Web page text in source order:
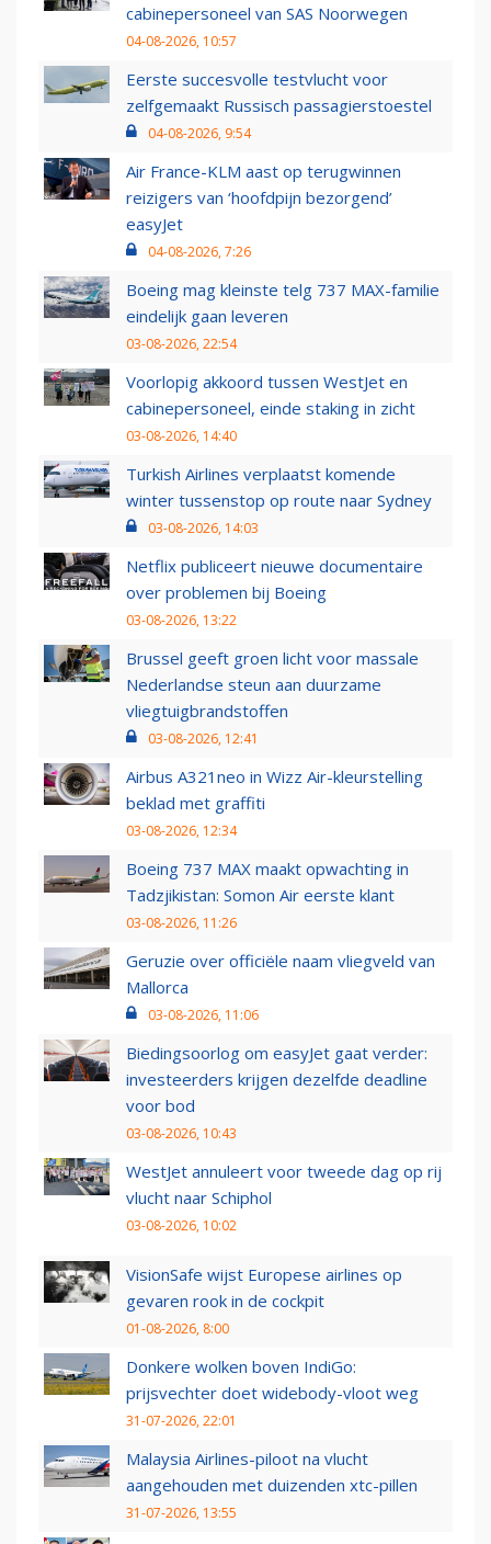
cabinepersoneel van SAS Noorwegen
04-08-2026, 10:57
Eerste succesvolle testvlucht voor
zelfgemaakt Russisch passagierstoestel
04-08-2026, 9:54
Air France-KLM aast op terugwinnen
reizigers van ‘hoofdpijn bezorgend’
easyJet
04-08-2026, 7:26
Boeing mag kleinste telg 737 MAX-familie
eindelijk gaan leveren
03-08-2026, 22:54
Voorlopig akkoord tussen WestJet en
cabinepersoneel, einde staking in zicht
03-08-2026, 14:40
Turkish Airlines verplaatst komende
winter tussenstop op route naar Sydney
03-08-2026, 14:03
Netflix publiceert nieuwe documentaire
over problemen bij Boeing
03-08-2026, 13:22
Brussel geeft groen licht voor massale
Nederlandse steun aan duurzame
vliegtuigbrandstoffen
03-08-2026, 12:41
Airbus A321neo in Wizz Air-kleurstelling
beklad met graffiti
03-08-2026, 12:34
Boeing 737 MAX maakt opwachting in
Tadzjikistan: Somon Air eerste klant
03-08-2026, 11:26
Geruzie over officiële naam vliegveld van
Mallorca
03-08-2026, 11:06
Biedingsoorlog om easyJet gaat verder:
investeerders krijgen dezelfde deadline
voor bod
03-08-2026, 10:43
WestJet annuleert voor tweede dag op rij
vlucht naar Schiphol
03-08-2026, 10:02
VisionSafe wijst Europese airlines op
gevaren rook in de cockpit
01-08-2026, 8:00
Donkere wolken boven IndiGo:
prijsvechter doet widebody-vloot weg
31-07-2026, 22:01
Malaysia Airlines-piloot na vlucht
aangehouden met duizenden xtc-pillen
31-07-2026, 13:55